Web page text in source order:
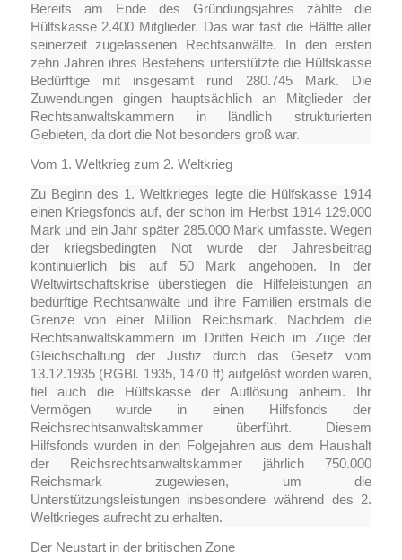
Bereits am Ende des Gründungsjahres zählte die
Hülfskasse 2.400 Mitglieder. Das war fast die Hälfte aller
seinerzeit zugelassenen Rechtsanwälte. In den ersten
zehn Jahren ihres Bestehens unterstützte die Hülfskasse
Bedürftige mit insgesamt rund 280.745 Mark. Die
Zuwendungen gingen hauptsächlich an Mitglieder der
Rechtsanwaltskammern in ländlich strukturierten
Gebieten, da dort die Not besonders groß war.
Vom 1. Weltkrieg zum 2. Weltkrieg
Zu Beginn des 1. Weltkrieges legte die Hülfskasse 1914
einen Kriegsfonds auf, der schon im Herbst 1914 129.000
Mark und ein Jahr später 285.000 Mark umfasste. Wegen
der kriegsbedingten Not wurde der Jahresbeitrag
kontinuierlich bis auf 50 Mark angehoben. In der
Weltwirtschaftskrise überstiegen die Hilfeleistungen an
bedürftige Rechtsanwälte und ihre Familien erstmals die
Grenze von einer Million Reichsmark. Nachdem die
Rechtsanwaltskammern im Dritten Reich im Zuge der
Gleichschaltung der Justiz durch das Gesetz vom
13.12.1935 (RGBl. 1935, 1470 ff) aufgelöst worden waren,
fiel auch die Hülfskasse der Auflösung anheim. Ihr
Vermögen wurde in einen Hilfsfonds der
Reichsrechtsanwaltskammer überführt. Diesem
Hilfsfonds wurden in den Folgejahren aus dem Haushalt
der Reichsrechtsanwaltskammer jährlich 750.000
Reichsmark zugewiesen, um die
Unterstützungsleistungen insbesondere während des 2.
Weltkrieges aufrecht zu erhalten.
Der Neustart in der britischen Zone